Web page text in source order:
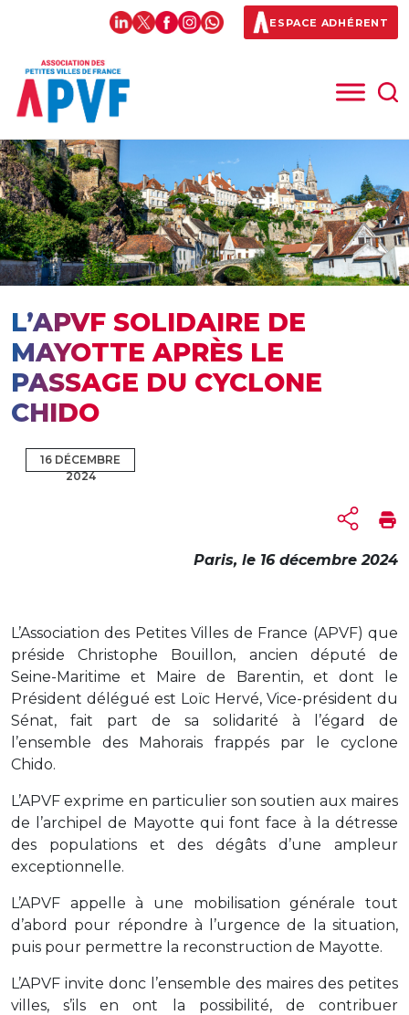
ESPACE ADHÉRENT
L’APVF SOLIDAIRE DE
MAYOTTE APRÈS LE
PASSAGE DU CYCLONE
CHIDO
16 DÉCEMBRE
2024
Paris, le 16 décembre 2024
L’Association des Petites Villes de France (APVF) que
préside Christophe Bouillon, ancien député de
Seine-Maritime et Maire de Barentin, et dont le
Président délégué est Loïc Hervé, Vice-président du
Sénat, fait part de sa solidarité à l’égard de
l’ensemble des Mahorais frappés par le cyclone
Chido.
L’APVF exprime en particulier son soutien aux maires
de l’archipel de Mayotte qui font face à la détresse
des populations et des dégâts d’une ampleur
exceptionnelle.
L’APVF appelle à une mobilisation générale tout
d’abord pour répondre à l’urgence de la situation,
puis pour permettre la reconstruction de Mayotte.
L’APVF invite donc l’ensemble des maires des petites
villes, s’ils en ont la possibilité, de contribuer